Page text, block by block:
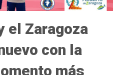
el Zaragoza
con la
más